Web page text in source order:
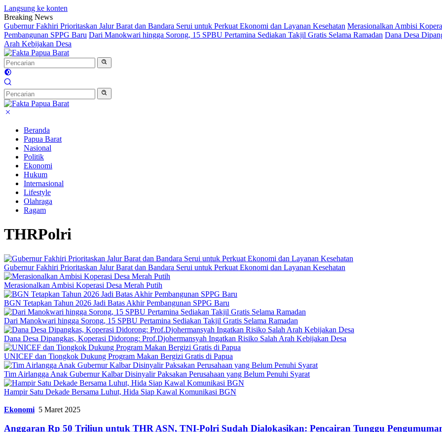
Langsung ke konten
Breaking News
Gubernur Fakhiri Prioritaskan Jalur Barat dan Bandara Serui untuk Perkuat Ekonomi dan Layanan Kesehatan Merasionalkan Ambisi
Pembangunan SPPG Baru Dari Manokwari hingga Sorong, 15 SPBU Pertamina Sediakan Takjil Gratis Selama Ramadan Dana Desa
Arah Kebijakan Desa
Beranda
Papua Barat
Nasional
Politik
Ekonomi
Hukum
Internasional
Lifestyle
Olahraga
Ragam
THRPolri
Gubernur Fakhiri Prioritaskan Jalur Barat dan Bandara Serui untuk Perkuat Ekonomi dan Layanan Kesehatan
Merasionalkan Ambisi Koperasi Desa Merah Putih
BGN Tetapkan Tahun 2026 Jadi Batas Akhir Pembangunan SPPG Baru
Dari Manokwari hingga Sorong, 15 SPBU Pertamina Sediakan Takjil Gratis Selama Ramadan
Dana Desa Dipangkas, Koperasi Didorong: Prof.Djohermansyah Ingatkan Risiko Salah Arah Kebijakan Desa
UNICEF dan Tiongkok Dukung Program Makan Bergizi Gratis di Papua
Tim Airlangga Anak Gubernur Kalbar Disinyalir Paksakan Perusahaan yang Belum Penuhi Syarat
Hampir Satu Dekade Bersama Luhut, Hida Siap Kawal Komunikasi BGN
Ekonomi 5 Maret 2025
Anggaran Rp 50 Triliun untuk THR ASN, TNI-Polri Sudah Dialokasikan: Pencairan Tunggu